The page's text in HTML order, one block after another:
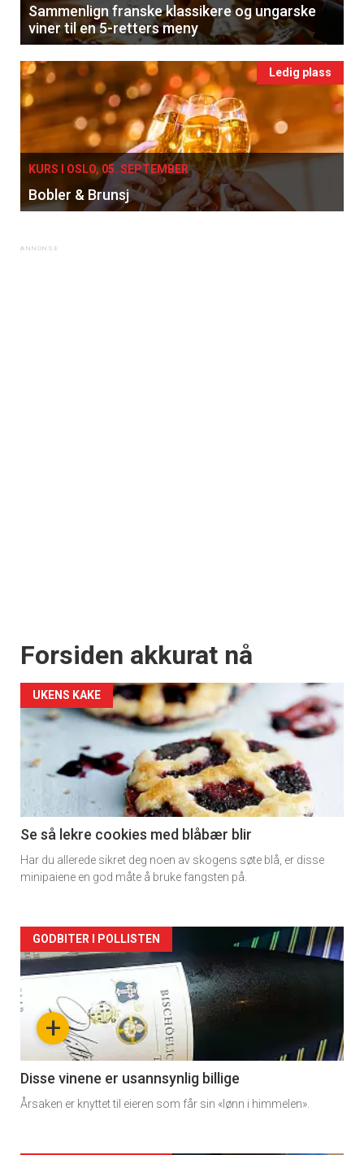
Sammenlign franske klassikere og ungarske
viner til en 5-retters meny
Ledig plass
KURS I OSLO, 05. SEPTEMBER
Bobler & Brunsj
Forsiden akkurat nå
UKENS KAKE
Se så lekre cookies med blåbær blir
Har du allerede sikret deg noen av skogens søte blå, er disse
minipaiene en god måte å bruke fangsten på.
Forsiden
akkurat
nå
2
+
GODBITER I POLLISTEN
Disse vinene er usannsynlig billige
Årsaken er knyttet til eieren som får sin «lønn i himmelen».